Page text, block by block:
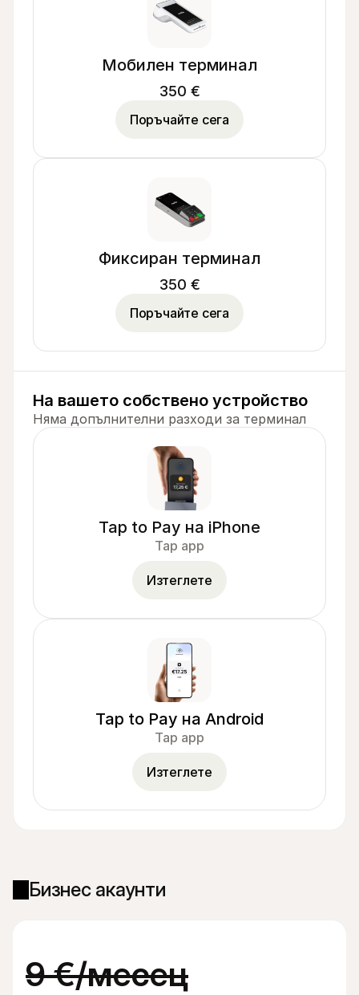
Мобилен терминал
350 €
Поръчайте сега
Фиксиран терминал
350 €
Поръчайте сега
На вашето собствено устройство
Няма допълнителни разходи за терминал
Tap to Pay на iPhone
Tap app
Изтеглете
Tap to Pay на Android
Tap app
Изтеглете
Бизнес акаунти
9 €/месец